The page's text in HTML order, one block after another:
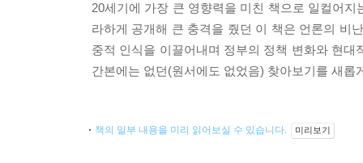
20세기에 가장 큰 영향력을 미친 책으로 일컬어
라하게 공개해 큰 충격을 줬던 이 책은 언론의 비
중적 인식을 이끌어내며 정부의 정책 변화와 현
간본에는 없던(원서에도 없었음) 찾아보기를 새
책의 일부 내용을 미리 읽어보실 수 있습니다. 미리보기